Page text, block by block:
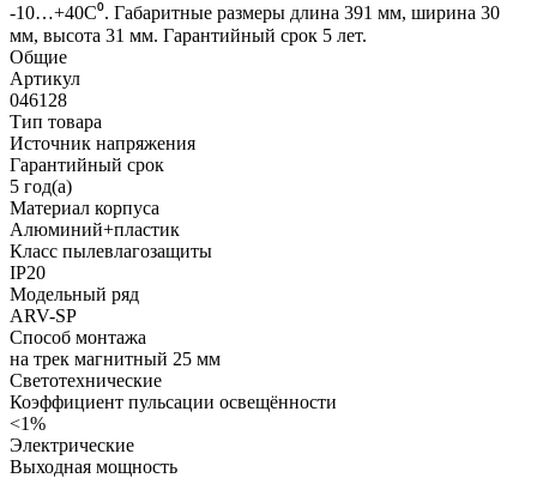
-10…+40C⁰. Габаритные размеры длина 391 мм, ширина 30
мм, высота 31 мм. Гарантийный срок 5 лет.
Общие
Артикул
046128
Тип товара
Источник напряжения
Гарантийный срок
5 год(а)
Материал корпуса
Алюминий+пластик
Класс пылевлагозащиты
IP20
Модельный ряд
ARV-SP
Способ монтажа
на трек магнитный 25 мм
Светотехнические
Коэффициент пульсации освещённости
<1%
Электрические
Выходная мощность